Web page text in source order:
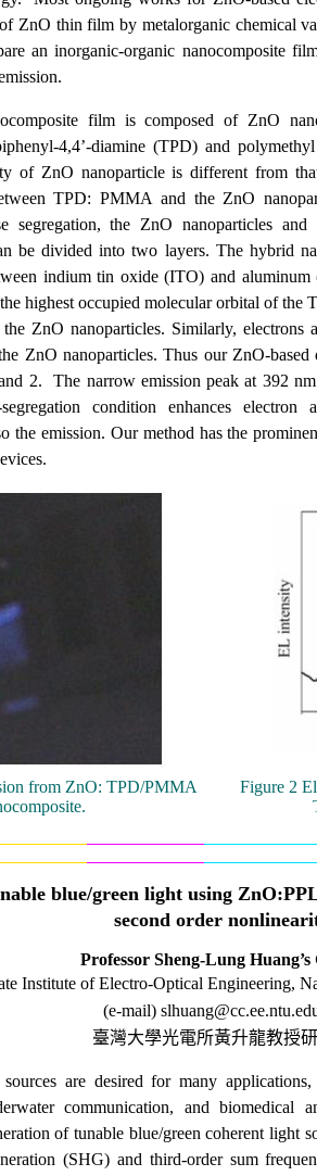
ZnO thin film by metalorganic chemical
an inorganic-organic nanocomposite
film is composed of ZnO
4,4’-diamine (TPD) and
of ZnO nanoparticle is different from
TPD: PMMA and the ZnO
segregation, the ZnO nanoparticles
be divided into two layers. The hybrid
indium tin oxide (ITO) and
highest occupied molecular orbital of the
ZnO nanoparticles. Similarly,
ZnO nanoparticles. Thus our ZnO-based
2. The narrow emission peak at 392
segregation condition enhances
the emission. Our method has the
from ZnO: TPD/PMMA
Figure 2
blue/green light using
second order
Professor Sheng-Lung Huang
Institute of Electro-Optical Engineering,
(e-mail) slhuang
臺灣大學光電所黃升龍教授
are desired for many
communication, and biomedical
of tunable blue/green coherent light
(SHG) and third-order sum